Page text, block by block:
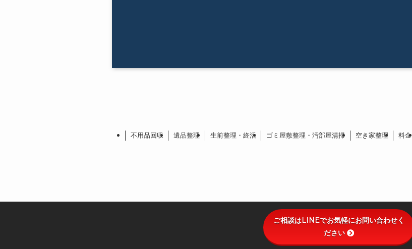
不用品回収 遺品整理 生前整理・終活 ゴミ屋敷整理・汚部屋清掃 空き家整理 料金
不用品回収・遺品整理のHAKKO.
ご相談はLINEでお気軽にお問い合わせく
ださい